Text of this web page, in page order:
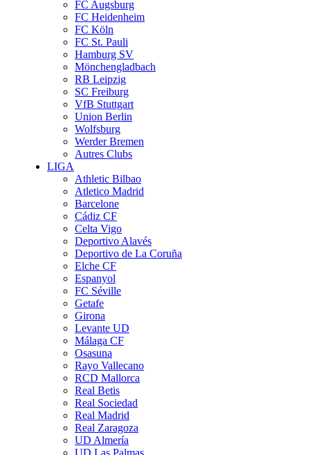
FC Augsburg
FC Heidenheim
FC Köln
FC St. Pauli
Hamburg SV
Mönchengladbach
RB Leipzig
SC Freiburg
VfB Stuttgart
Union Berlin
Wolfsburg
Werder Bremen
Autres Clubs
LIGA
Athletic Bilbao
Atletico Madrid
Barcelone
Cádiz CF
Celta Vigo
Deportivo Alavés
Deportivo de La Coruña
Elche CF
Espanyol
FC Séville
Getafe
Girona
Levante UD
Málaga CF
Osasuna
Rayo Vallecano
RCD Mallorca
Real Betis
Real Sociedad
Real Madrid
Real Zaragoza
UD Almería
UD Las Palmas